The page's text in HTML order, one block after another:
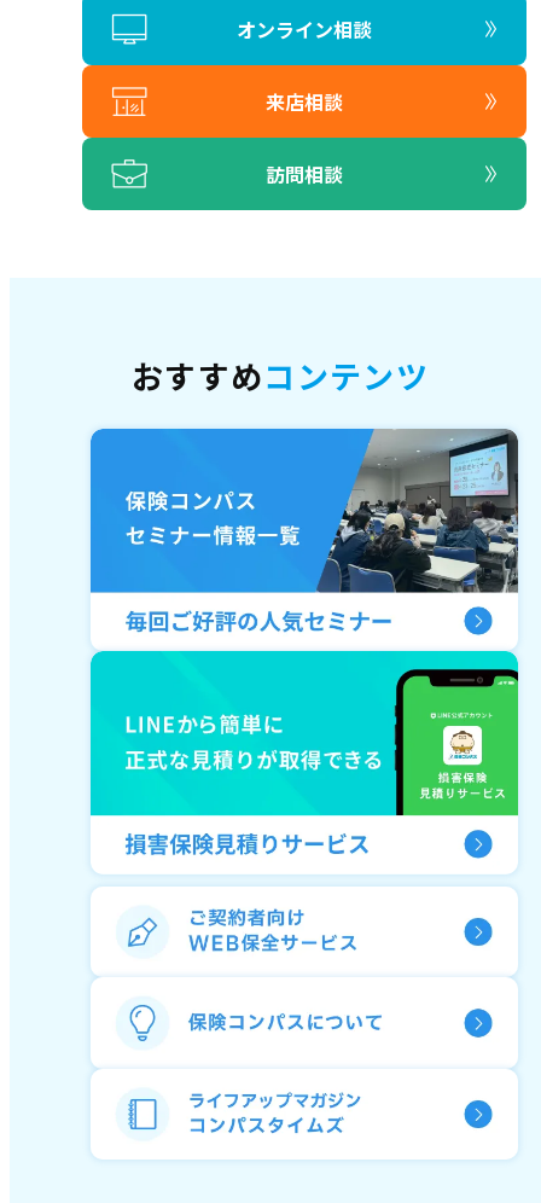
オンライン相談
来店相談
訪問相談
おすすめコンテンツ